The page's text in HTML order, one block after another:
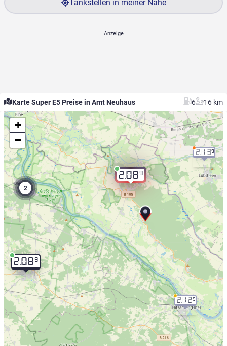
Tankstellen in meiner Nähe
Karte Super E5 Preise in Amt Neuhaus 6 16 km
2.089
2.089
2.139
2.129
2
+
−